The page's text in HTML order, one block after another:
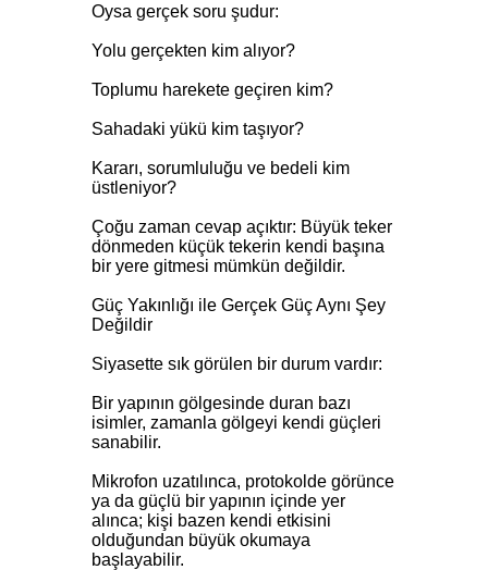
Oysa gerçek soru şudur:
Yolu gerçekten kim alıyor?
Toplumu harekete geçiren kim?
Sahadaki yükü kim taşıyor?
Kararı, sorumluluğu ve bedeli kim
üstleniyor?
Çoğu zaman cevap açıktır: Büyük teker
dönmeden küçük tekerin kendi başına
bir yere gitmesi mümkün değildir.
Güç Yakınlığı ile Gerçek Güç Aynı Şey
Değildir
Siyasette sık görülen bir durum vardır:
Bir yapının gölgesinde duran bazı
isimler, zamanla gölgeyi kendi güçleri
sanabilir.
Mikrofon uzatılınca, protokolde görünce
ya da güçlü bir yapının içinde yer
alınca; kişi bazen kendi etkisini
olduğundan büyük okumaya
başlayabilir.